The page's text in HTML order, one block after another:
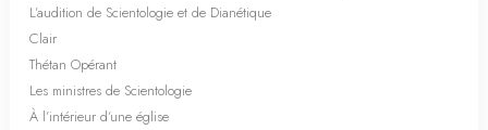
L’audition de Scientologie et de Dianétique
Clair
Thétan Opérant
Les ministres de Scientologie
À l’intérieur d’une église